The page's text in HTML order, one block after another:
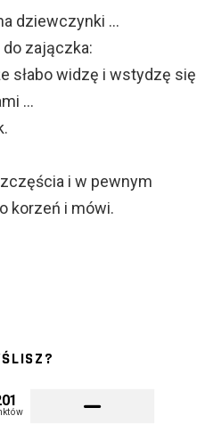
dziewczynki …
do zajączka:
słabo widzę i wstydzę się
…
i w pewnym
korzeń i mówi.